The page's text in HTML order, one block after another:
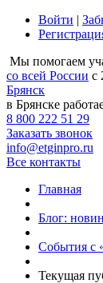
Войти |
Мы помогаем
со всей России с
Брянск
в Брянске
8 800 222 51 29
Заказать звонок
info@etginpro.ru
Все контакты
Главная
Блог:
События с
Текущая